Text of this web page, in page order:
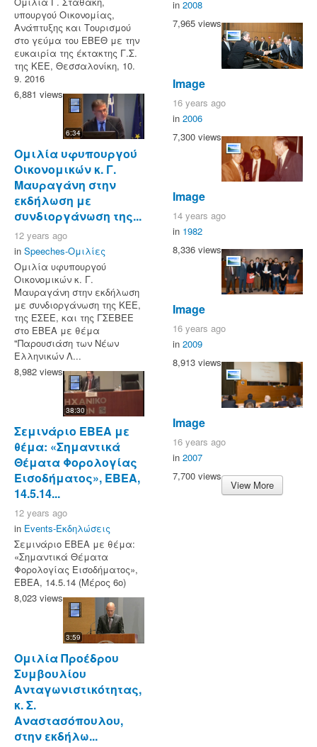
υπουργού Οικονομίας,
Ανάπτυξης και Τουρισμού
στο γεύμα του ΕΒΕΘ με την
ευκαιρία της έκτακτης Γ.Σ.
της ΚΕΕ, Θεσσαλονίκη, 10.
9. 2016
6,881 views
6:34
Ομιλία υφυπουργού
Οικονομικών κ. Γ.
Μαυραγάνη στην
εκδήλωση με
συνδιοργάνωση της...
12 years ago
in Speeches-Ομιλίες
Ομιλία υφυπουργού
Οικονομικών κ. Γ.
Μαυραγάνη στην εκδήλωση
με συνδιοργάνωση της ΚΕΕ,
της ΕΣΕΕ, και της ΓΣΕΒΕΕ
στο ΕΒΕΑ με θέμα
"Παρουσιάση των Νέων
Ελληνικών Λ...
8,982 views
38:30
Σεμινάριο ΕΒΕΑ με
θέμα: «Σημαντικά
Θέματα Φορολογίας
Εισοδήματος», ΕΒΕΑ,
14.5.14...
12 years ago
in Events-Εκδηλώσεις
Σεμινάριο ΕΒΕΑ με θέμα:
«Σημαντικά Θέματα
Φορολογίας Εισοδήματος»,
ΕΒΕΑ, 14.5.14 (Μέρος 6ο)
8,023 views
3:59
Ομιλία Προέδρου
Συμβουλίου
Ανταγωνιστικότητας,
κ. Σ.
Αναστασόπουλου,
στην εκδήλω...
in 2008
7,965 views
Image
16 years ago
in 2006
7,300 views
Image
14 years ago
in 1982
8,336 views
Image
16 years ago
in 2009
8,913 views
Image
16 years ago
in 2007
7,700 views
View More